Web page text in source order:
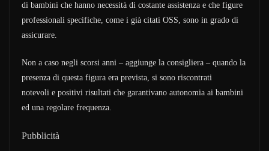
di bambini che hanno necessità di costante assistenza e che figure
professionali specifiche, come i già citati OSS, sono in grado di
assicurare.
Non a caso negli scorsi anni – aggiunge la consigliera – quando la
presenza di questa figura era prevista, si sono riscontrati
notevoli e positivi risultati che garantivano autonomia ai bambini
ed una regolare frequenza.
Pubblicità